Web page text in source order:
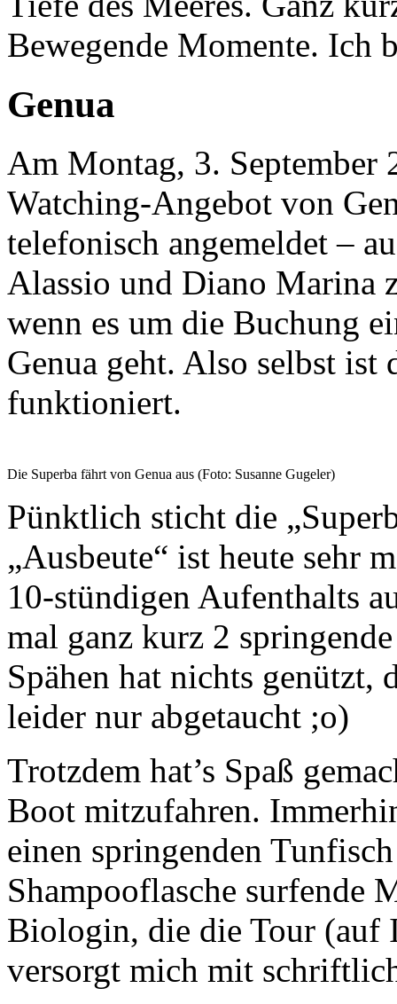
Bewegende Momente.
Genua
Am Montag, 3. September
Watching-Angebot von
telefonisch angemeldet –
Alassio und Diano Marina
wenn es um die Buchung
Genua geht. Also selbst ist
funktioniert.
Die Superba fährt von Genua aus (Foto: Susanne Gugeler)
Pünktlich sticht die
„Ausbeute“ ist heute sehr
10-stündigen Aufenthalts
mal ganz kurz 2
Spähen hat nichts genützt,
leider nur abgetaucht ;o)
Trotzdem hat’s Spaß
Boot mitzufahren.
einen springenden
Shampooflasche surfende
Biologin, die die Tour (auf
versorgt mich mit